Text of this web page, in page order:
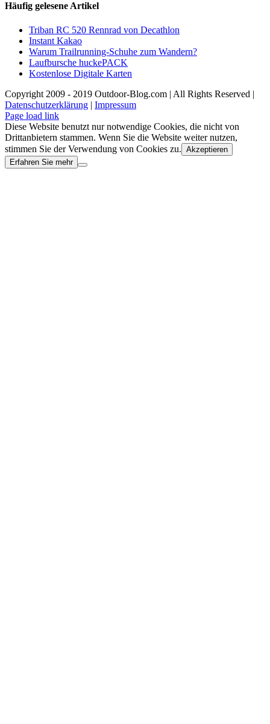
Häufig gelesene Artikel
Triban RC 520 Rennrad von Decathlon
Instant Kakao
Warum Trailrunning-Schuhe zum Wandern?
Laufbursche huckePACK
Kostenlose Digitale Karten
Copyright 2009 - 2019 Outdoor-Blog.com | All Rights Reserved |
Datenschutzerklärung | Impressum
Facebook
Instagram
X
Rss
Page load link
Diese Website benutzt nur notwendige Cookies, die nicht von
Drittanbietern stammen. Wenn Sie die Website weiter nutzen,
stimmen Sie der Verwendung von Cookies zu. Akzeptieren
Erfahren Sie mehr